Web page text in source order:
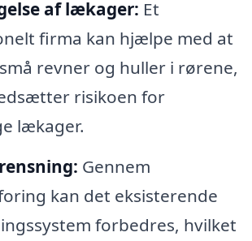
af lækager: Et
firma kan hjælpe med at
revner og huller i rørene,
risikoen for
lækager.
Gennem
kan det eksisterende
forbedres, hvilket